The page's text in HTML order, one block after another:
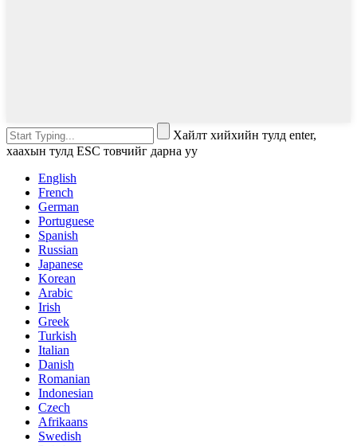
Хайлт хийхийн тулд enter,
хаахын тулд ESC товчийг дарна уу
English
French
German
Portuguese
Spanish
Russian
Japanese
Korean
Arabic
Irish
Greek
Turkish
Italian
Danish
Romanian
Indonesian
Czech
Afrikaans
Swedish